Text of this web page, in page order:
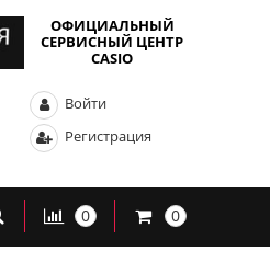
ОФИЦИАЛЬНЫЙ
СЕРВИСНЫЙ ЦЕНТР
CASIO
Войти
Регистрация
0 0